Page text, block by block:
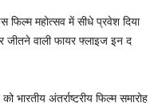
फिल्‍म महोत्‍सव में सीधे प्रवेश दिया
जीतने वाली फायर फ्लाइज इन द
भारतीय अंतर्राष्‍ट्रीय फिल्‍म समारोह